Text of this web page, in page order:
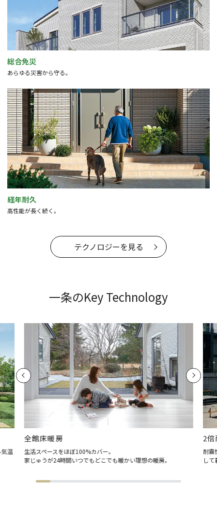
総合免災
あらゆる災害から守る。
経年耐久
高性能が長く続く。
テクノロジーを見る
一条のKey Technology
温
全館床暖房
生活スペースをほぼ100%カバー。
家じゅうが24時間いつでもどこでも暖かい理想の暖房。
2
耐震
して